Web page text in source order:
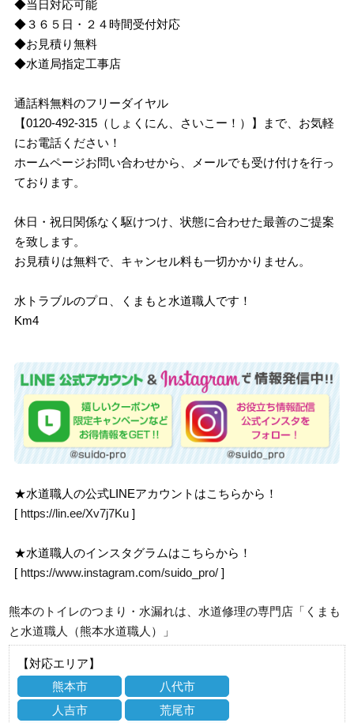
◆当日対応可能
◆３６５日・２４時間受付対応
◆お見積り無料
◆水道局指定工事店
通話料無料のフリーダイヤル
【0120-492-315（しょくにん、さいこー！）】まで、お気軽
にお電話ください！
ホームページお問い合わせから、メールでも受け付けを行っ
ております。
休日・祝日関係なく駆けつけ、状態に合わせた最善のご提案
を致します。
お見積りは無料で、キャンセル料も一切かかりません。
水トラブルのプロ、くまもと水道職人です！
Km4
★水道職人の公式LINEアカウントはこちらから！
[ https://lin.ee/Xv7j7Ku ]
★水道職人のインスタグラムはこちらから！
[ https://www.instagram.com/suido_pro/ ]
熊本のトイレのつまり・水漏れは、水道修理の専門店「くまも
と水道職人（熊本水道職人）」
【対応エリア】
熊本市
八代市
人吉市
荒尾市